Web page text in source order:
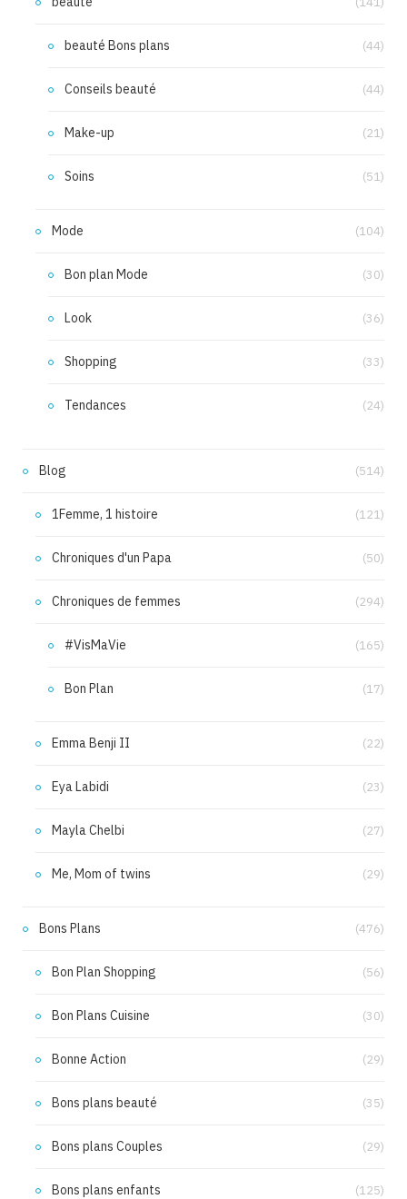
beauté Bons plans (44)
Conseils beauté (44)
Make-up (21)
Soins (51)
Mode (104)
Bon plan Mode (30)
Look (36)
Shopping (33)
Tendances (24)
Blog (514)
1Femme, 1 histoire (121)
Chroniques d'un Papa (50)
Chroniques de femmes (294)
#VisMaVie (165)
Bon Plan (17)
Emma Benji II (22)
Eya Labidi (23)
Mayla Chelbi (27)
Me, Mom of twins (29)
Bons Plans (476)
Bon Plan Shopping (56)
Bon Plans Cuisine (30)
Bonne Action (29)
Bons plans beauté (35)
Bons plans Couples (29)
Bons plans enfants (125)